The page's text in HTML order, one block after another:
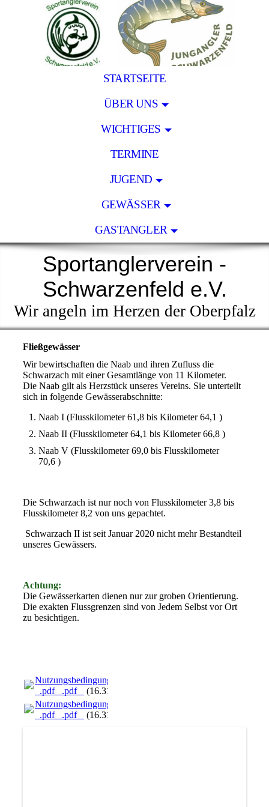
STARTSEITE
ÜBER UNS
WICHTIGES
TERMINE
JUGEND
GEWÄSSER
GASTANGLER
Sportanglerverein -
Schwarzenfeld e.V.
Wir angeln im Herzen der Oberpfalz
Fließgewässer
Wir bewirtschaften die Naab und ihren Zufluss die
Schwarzach mit einer Gesamtlänge von 11 Kilometer.
Die Naab gilt als Herzstück unseres Vereins. Sie unterteilt
sich in folgende Gewässerabschnitte:
Naab I (Flusskilometer 61,8 bis Kilometer 64,1 )
Naab II (Flusskilometer 64,1 bis Kilometer 66,8 )
Naab V (Flusskilometer 69,0 bis Flusskilometer
70,6 )
Die Schwarzach ist nur noch von Flusskilometer 3,8 bis
Flusskilometer 8,2 von uns gepachtet.
Schwarzach II ist seit Januar 2020 nicht mehr Bestandteil
unseres Gewässers.
Achtung:
Die Gewässerkarten dienen nur zur groben Orientierung.
Die exakten Flussgrenzen sind von Jedem Selbst vor Ort
zu besichtigen.
Nutzungsbedingungen_Viewing.pdf
_.pdf _.pdf _
(16.31KB)
Nutzungsbedingungen_Viewing.pdf
_.pdf _.pdf _
(16.31KB)